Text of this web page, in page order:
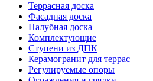
Террасная доска
Фасадная доска
Палубная доска
Комплектующие
Ступени из ДПК
Керамогранит для террас
Регулируемые опоры